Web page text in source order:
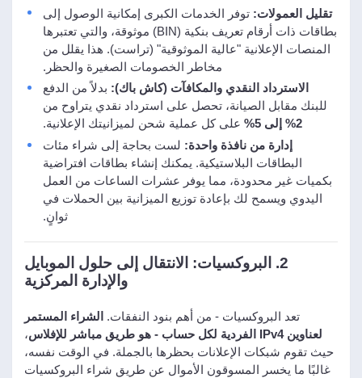
تقليل العمولات: توفر الخدمات الكبرى إمكانية الوصول إلى
بطاقات ذات أرقام تعريف بنكية (BIN) موثوقة، والتي تعتبرها
المنصات الإعلانية "عالية الموثوقية" (تراست). هذا يقلل من
مخاطر الخصومات الصغيرة والحظر.
الاسترداد النقدي والمكافآت (كاش باك): بدلاً من الدفع
للبنك مقابل الصيانة، تحصل على استرداد نقدي يتراوح من
2% إلى 5%
على كل عملية شحن لميزانيتك الإعلانية.
إدارة من نافذة واحدة: لست بحاجة إلى شراء مئات
البطاقات البلاستيكية. يمكنك إنشاء بطاقات افتراضية
بكميات غير محدودة، مما يوفر عشرات الساعات من العمل
اليدوي ويسمح لك بإعادة توزيع الميزانية بين الحملات في
ثوانٍ.
2. البروكسيات: الانتقال إلى حلول الموبايل
والإدارة المركزية
تعد البروكسيات - من أهم بنود النفقات. الشراء المستمر
لعناوين IPv4 الفردية لكل حساب - هو طريق مباشر للإفلاس
،
حيث تقوم شبكات الإعلانات بحظرها بالجملة. في الوقت نفسه،
غالبًا ما يخسر المسوقون الأموال عن طريق شراء البروكسيات